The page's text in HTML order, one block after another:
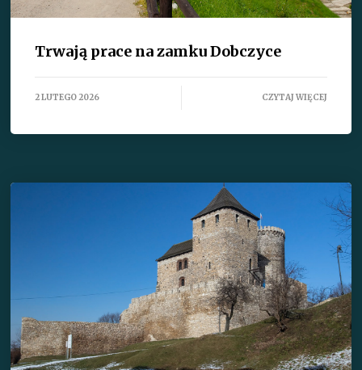
Trwają prace na zamku Dobczyce
2 LUTEGO 2026 CZYTAJ WIĘCEJ